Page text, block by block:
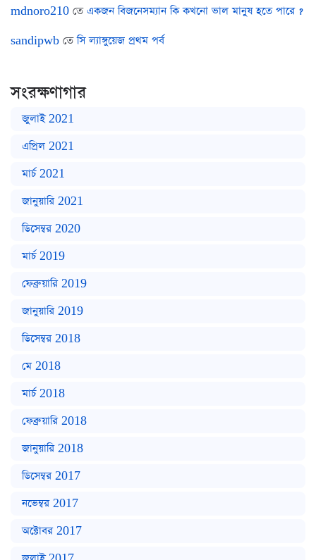
mdnoro210 তেএকজন বিজনেসম্যান কি কখনো ভাল মানুষ হতে পারে ?
sandipwb তেসি ল্যাঙ্গুয়েজ প্রথম পর্ব
সংরক্ষণাগার
জুলাই 2021
এপ্রিল 2021
মার্চ 2021
জানুয়ারি 2021
ডিসেম্বর 2020
মার্চ 2019
ফেব্রুয়ারি 2019
জানুয়ারি 2019
ডিসেম্বর 2018
মে 2018
মার্চ 2018
ফেব্রুয়ারি 2018
জানুয়ারি 2018
ডিসেম্বর 2017
নভেম্বর 2017
অক্টোবর 2017